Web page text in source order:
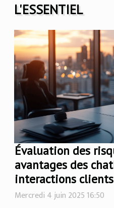
L'ESSENTIEL
Évaluation des
avantages des
interactions clients
Mercredi 4 juin 2025 16:50